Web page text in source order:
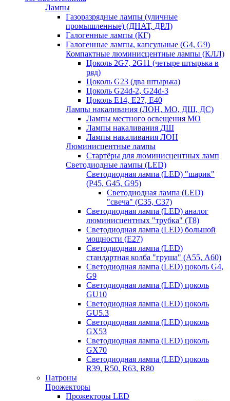
Лампы
Газоразрядные лампы (уличные
промышленные) (ДНАТ, ДРЛ)
Галогенные лампы (КГ)
Галогенные лампы, капсульные (G4, G9)
Компактные люминисцентные лампы (КЛЛ)
Цоколь 2G7, 2G11 (четыре штырька в
ряд)
Цоколь G23 (два штырька)
Цоколь G24d-2, G24d-3
Цоколь Е14, Е27, Е40
Лампы накаливания (ЛОН, МО, ДШ, ДС)
Лампы местного освещения МО
Лампы накаливания ДШ
Лампы накаливания ЛОН
Люминисцентные лампы
Стартёры для люминисцентных ламп
Светодиодные лампы (LED)
Светодиодная лампа (LED) "шарик"
(P45, G45, G95)
Светодиодная лампа (LED)
"свеча" (С35, С37)
Светодиодная лампа (LED) аналог
люминисцентных "трубка" (T8)
Светодиодная лампа (LED) большой
мощности (Е27)
Светодиодная лампа (LED)
стандартная колба "груша" (А55, А60)
Светодиодная лампа (LED) цоколь G4,
G9
Светодиодная лампа (LED) цоколь
GU10
Светодиодная лампа (LED) цоколь
GU5.3
Светодиодная лампа (LED) цоколь
GX53
Светодиодная лампа (LED) цоколь
GX70
Светодиодная лампа (LED) цоколь
R39, R50, R63, R80
Патроны
Прожекторы
Прожекторы LED